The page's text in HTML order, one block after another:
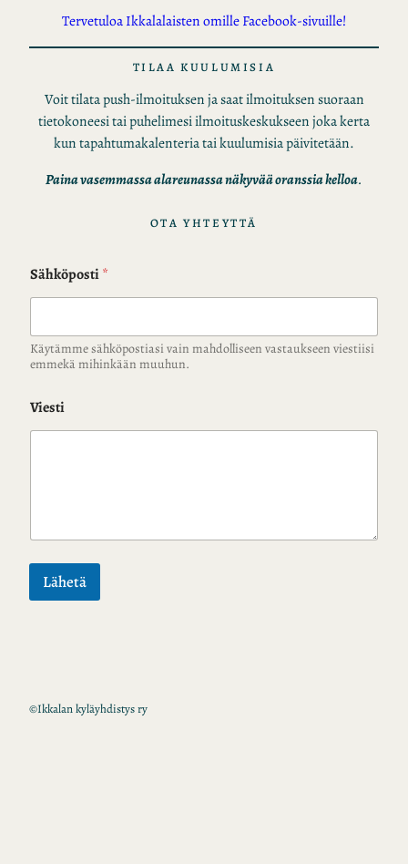
Tervetuloa Ikkalalaisten omille Facebook-sivuille!
TILAA KUULUMISIA
Voit tilata push-ilmoituksen ja saat ilmoituksen suoraan
tietokoneesi tai puhelimesi ilmoituskeskukseen joka kerta
kun tapahtumakalenteria tai kuulumisia päivitetään.
Paina vasemmassa alareunassa näkyvää oranssia kelloa.
OTA YHTEYTTÄ
Sähköposti*
Käytämme sähköpostiasi vain mahdolliseen vastaukseen viestiisi
emmekä mihinkään muuhun.
Viesti
Lähetä
©Ikkalan kyläyhdistys ry